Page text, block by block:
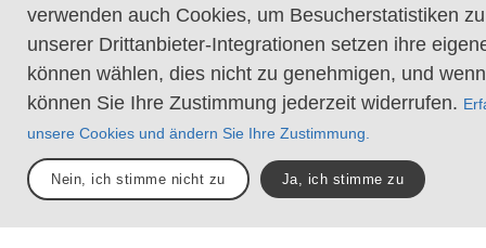
verwenden auch Cookies, um Besucherstatistiken
unserer Drittanbieter-Integrationen setzen ihre
können wählen, dies nicht zu genehmigen, und
können Sie Ihre Zustimmung jederzeit widerrufen.
unsere Cookies und ändern Sie Ihre Zustimmung.
Nein, ich stimme nicht zu Ja, ich stimme zu